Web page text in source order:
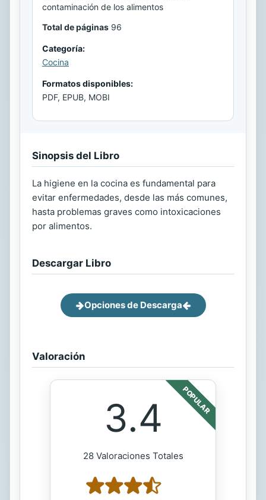
contaminación de los alimentos
Total de páginas 96
Categoría:
Cocina
Formatos disponibles:
PDF, EPUB, MOBI
Sinopsis del Libro
La higiene en la cocina es fundamental para
evitar enfermedades, desde las más comunes,
hasta problemas graves como intoxicaciones
por alimentos.
Descargar Libro
Opciones de Descarga
Valoración
POPULAR
3.4
28 Valoraciones Totales